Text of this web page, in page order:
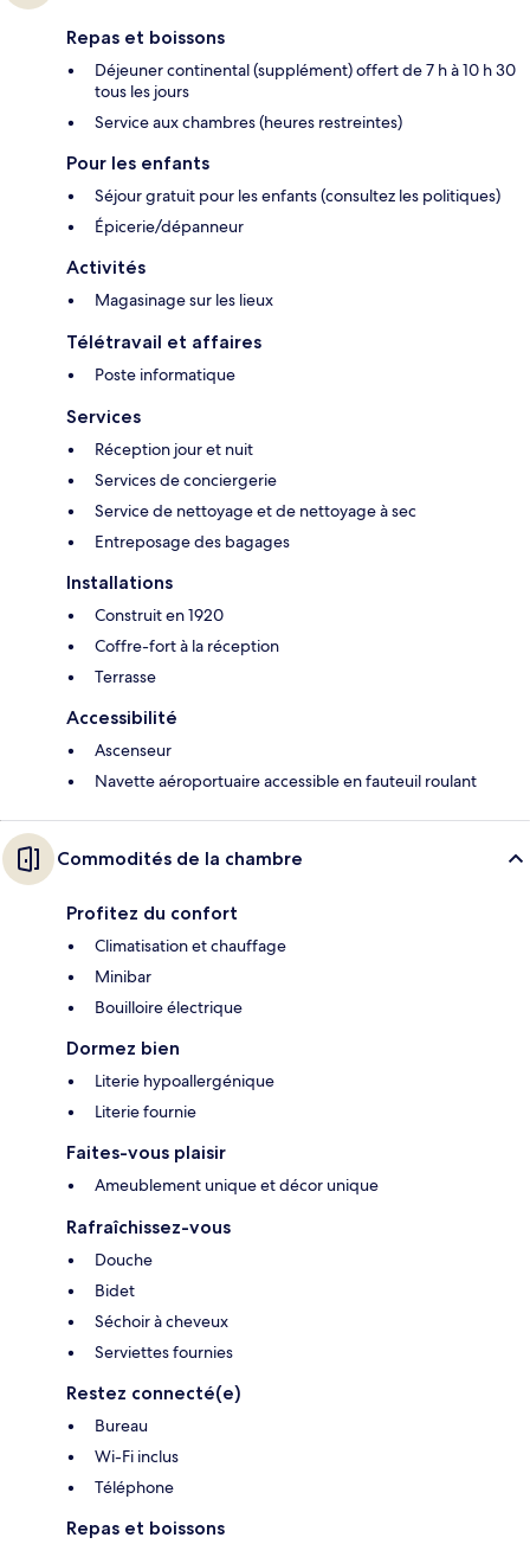
Repas et boissons
Déjeuner continental (supplément) offert de 7 h à 10 h 30
tous les jours
Service aux chambres (heures restreintes)
Pour les enfants
Séjour gratuit pour les enfants (consultez les politiques)
Épicerie/dépanneur
Activités
Magasinage sur les lieux
Télétravail et affaires
Poste informatique
Services
Réception jour et nuit
Services de conciergerie
Service de nettoyage et de nettoyage à sec
Entreposage des bagages
Installations
Construit en 1920
Coffre-fort à la réception
Terrasse
Accessibilité
Ascenseur
Navette aéroportuaire accessible en fauteuil roulant
Commodités de la chambre
Profitez du confort
Climatisation et chauffage
Minibar
Bouilloire électrique
Dormez bien
Literie hypoallergénique
Literie fournie
Faites-vous plaisir
Ameublement unique et décor unique
Rafraîchissez-vous
Douche
Bidet
Séchoir à cheveux
Serviettes fournies
Restez connecté(e)
Bureau
Wi-Fi inclus
Téléphone
Repas et boissons